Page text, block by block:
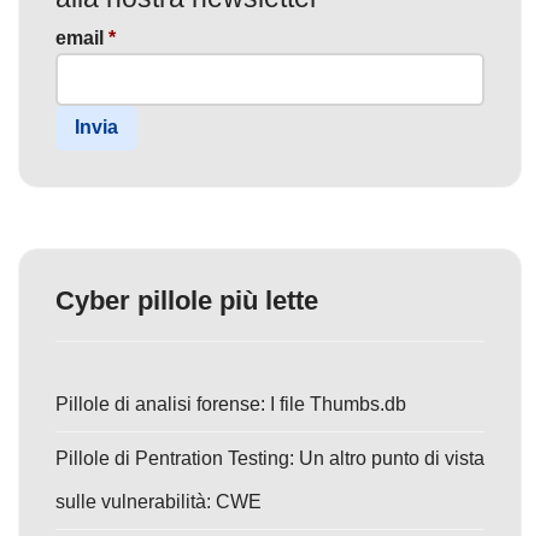
email *
Invia
Cyber pillole più lette
Pillole di analisi forense: I file Thumbs.db
Pillole di Pentration Testing: Un altro punto di vista
sulle vulnerabilità: CWE